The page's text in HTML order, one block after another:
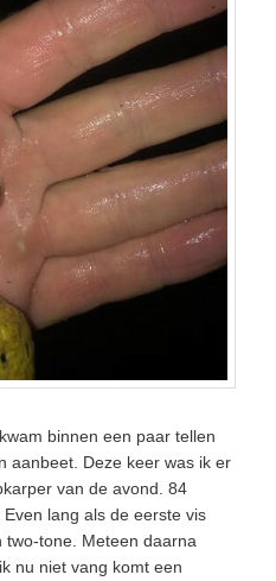
binnen een paar tellen
aanbeet. Deze keer was ik er
van de avond. 84
lang als de eerste vis
two-tone. Meteen daarna
nu niet vang komt een